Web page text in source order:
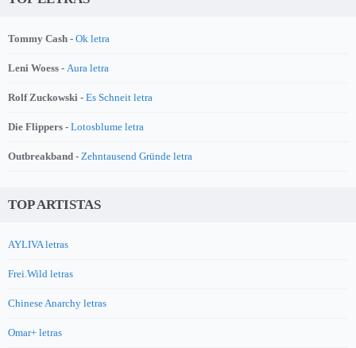
Tommy Cash - Ok letra
Leni Woess - Aura letra
Rolf Zuckowski - Es Schneit letra
Die Flippers - Lotosblume letra
Outbreakband - Zehntausend Gründe letra
TOP ARTISTAS
AYLIVA letras
Frei.Wild letras
Chinese Anarchy letras
Omar+ letras